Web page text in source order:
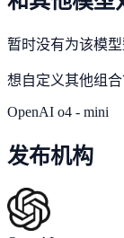
暂时没有为该模
想自定义其他组合
OpenAI o4 - mini
发布机构